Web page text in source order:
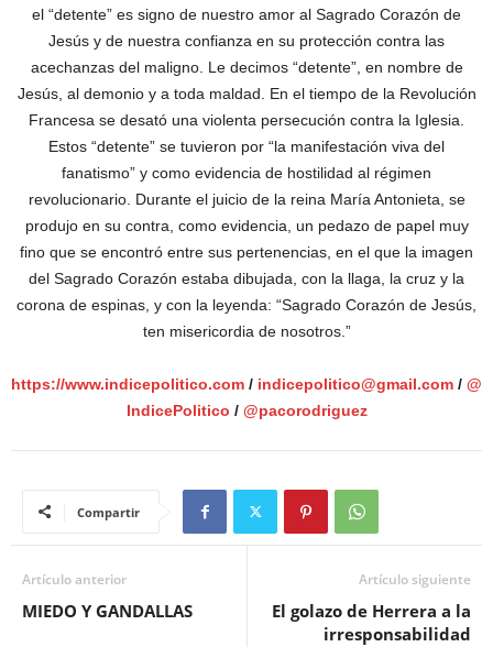
el “detente” es signo de nuestro amor al Sagrado Corazón de
Jesús y de nuestra confianza en su protección contra las
acechanzas del maligno. Le decimos “detente”, en nombre de
Jesús, al demonio y a toda maldad. En el tiempo de la Revolución
Francesa se desató una violenta persecución contra la Iglesia.
Estos “detente” se tuvieron por “la manifestación viva del
fanatismo” y como evidencia de hostilidad al régimen
revolucionario. Durante el juicio de la reina María Antonieta, se
produjo en su contra, como evidencia, un pedazo de papel muy
fino que se encontró entre sus pertenencias, en el que la imagen
del Sagrado Corazón estaba dibujada, con la llaga, la cruz y la
corona de espinas, y con la leyenda: “Sagrado Corazón de Jesús,
ten misericordia de nosotros.”
https://www.indicepolitico.com / indicepolitico@gmail.com / @
IndicePolitico / @pacorodriguez
Compartir
Artículo anterior
MIEDO Y GANDALLAS
Artículo siguiente
El golazo de Herrera a la
irresponsabilidad